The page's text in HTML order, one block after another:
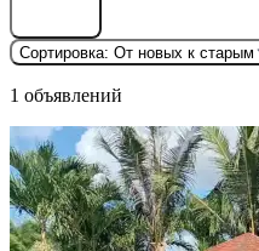
Сортировка: От новых к старым
1 объявлений